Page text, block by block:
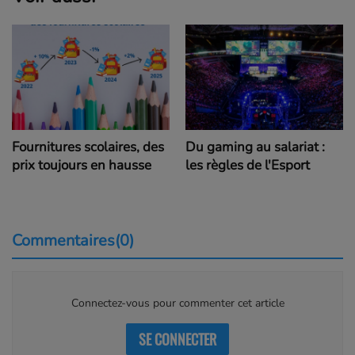
Fournitures scolaires, des
prix toujours en hausse
Du gaming au salariat :
les règles de l'Esport
Commentaires(0)
Connectez-vous pour commenter cet article
SE CONNECTER